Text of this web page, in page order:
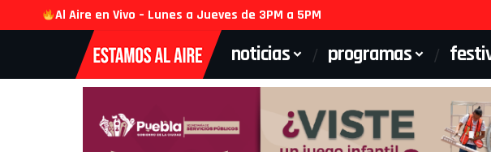
Al Aire en Vivo – Lunes a Jueves de 3PM a 5PM
noticias programas